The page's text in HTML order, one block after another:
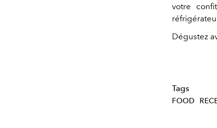
votre
Dégustez
Tags
FOOD